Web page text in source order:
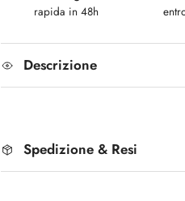
rapida in 48h
Descrizione
Spedizione & Resi